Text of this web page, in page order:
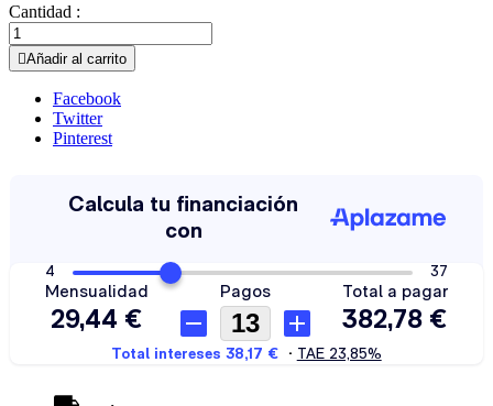
Cantidad :
Añadir al carrito
Facebook
Twitter
Pinterest